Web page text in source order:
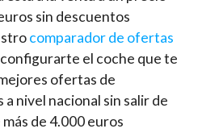
sin descuentos
comparador de ofertas
el coche que te
ofertas de
nivel nacional sin salir de
de 4.000 euros